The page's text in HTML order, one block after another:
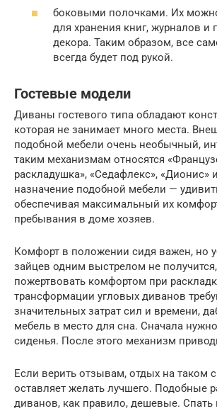
боковыми полочками. Их
для хранения книг, журналов и
декора. Таким образом, все
всегда будет под рукой.
Гостевые модели
Диваны гостевого типа обладают
которая не занимает много места.
подобной мебели очень необычный,
таким механизмам относятся
раскладушка», «Седафлекс», «Дионис»
назначение подобной мебели —
обеспечивая максимальный их
пребывания в доме хозяев.
Комфорт в положении сидя важен, но
зайцев одним выстрелом не
пожертвовать комфортом при
трансформации угловых диванов
значительных затрат сил и времени,
мебель в место для сна. Сначала
сиденья. После этого механизм
Если верить отзывам, отдых на таком
оставляет желать лучшего. Подобные
диванов, как правило, дешевые.